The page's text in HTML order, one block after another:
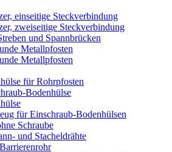
einseitige Steckverbindung
zweiseitige Steckverbindung
und Spannbrücken
Metallpfosten
Metallpfosten
für Rohrpfosten
Bodenhülse
für Einschraub-Bodenhülsen
Schraube
und Stacheldrähte